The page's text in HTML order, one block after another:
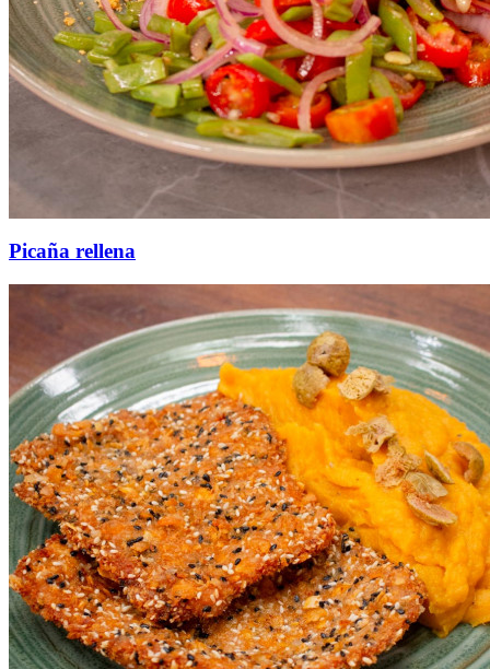
Picaña rellena